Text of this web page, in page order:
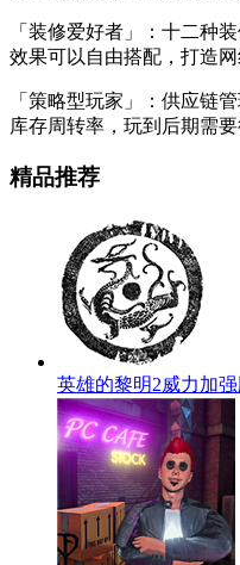
「装修爱好者」：十二种
效果可以自由搭配，打造网
「策略型玩家」：供应链
库存周转率，玩到后期需要
精品推荐
英雄的黎明2威力加